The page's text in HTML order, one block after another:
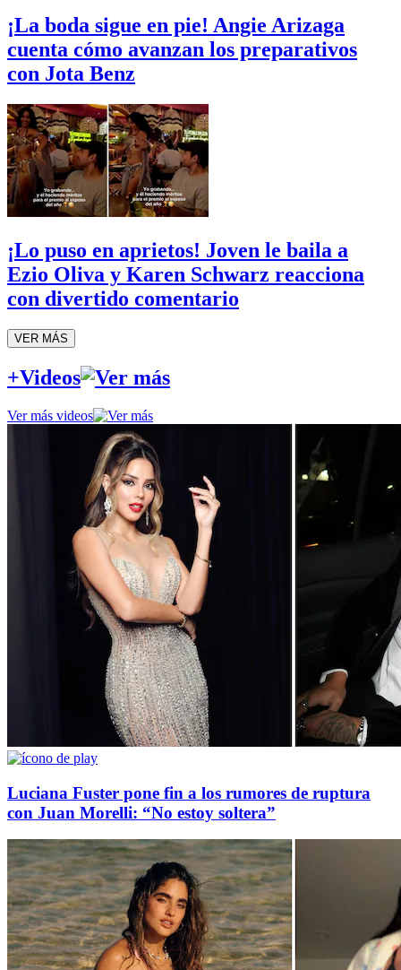
¡La boda sigue en pie! Angie Arizaga
cuenta cómo avanzan los preparativos
con Jota Benz
¡Lo puso en aprietos! Joven le baila a
Ezio Oliva y Karen Schwarz reacciona
con divertido comentario
VER MÁS
+Videos
Ver más videos
Luciana Fuster pone fin a los rumores de ruptura
con Juan Morelli: “No estoy soltera”